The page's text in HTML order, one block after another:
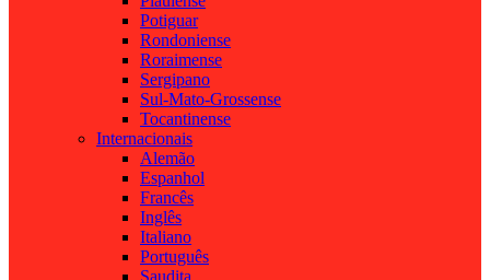
Potiguar
Rondoniense
Roraimense
Sergipano
Sul-Mato-Grossense
Tocantinense
Internacionais
Alemão
Espanhol
Francês
Inglês
Italiano
Português
Saudita